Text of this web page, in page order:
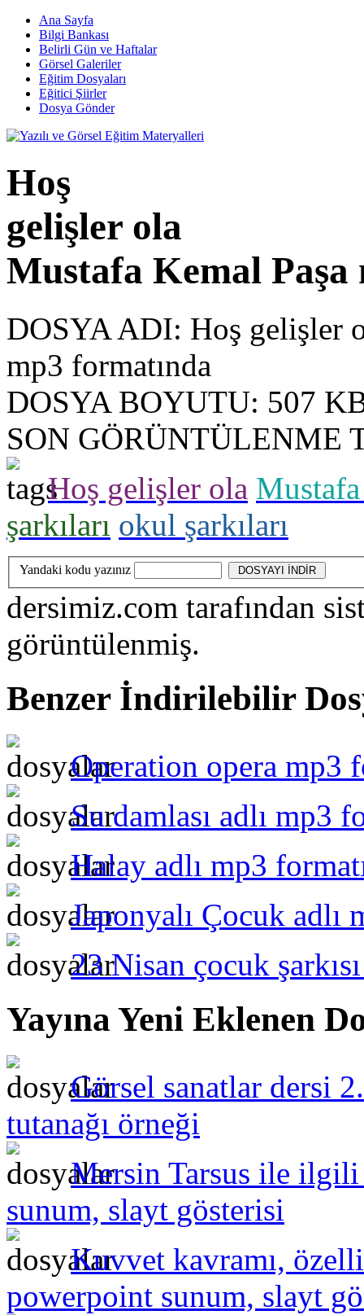
Ana Sayfa
Bilgi Bankası
Belirli Gün ve Haftalar
Görsel Galeriler
Eğitim Dosyaları
Eğitici Şiirler
Dosya Gönder
Hoş
gelişler ola
Mustafa Kemal Paşa
DOSYA ADI: Hoş gelişler
mp3 formatında
DOSYA BOYUTU: 507
SON GÖRÜNTÜLENME
Hoş gelişler ola Mustafa
şarkıları okul şarkıları
Yandaki kodu yazınız
dersimiz.com tarafından
görüntülenmiş.
Benzer İndirilebilir
Operation opera mp3
Su damlası adlı mp3
Halay adlı mp3
Japonyalı Çocuk adlı
23 Nisan çocuk
Yayına Yeni Eklenen
Görsel sanatlar dersi
tutanağı örneği
Mersin Tarsus ile
sunum, slayt gösterisi
Kuvvet kavramı,
powerpoint sunum, slayt